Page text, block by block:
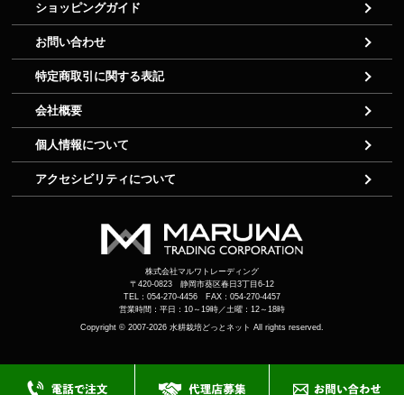
ショッピングガイド
お問い合わせ
特定商取引に関する表記
会社概要
個人情報について
アクセシビリティについて
株式会社マルワトレーディング
〒420-0823 静岡市葵区春日3丁目6-12
TEL：054-270-4456 FAX：054-270-4457
営業時間：平日：10～19時／土曜：12～18時
Copyright © 2007-2026 水耕栽培どっとネット All rights reserved.